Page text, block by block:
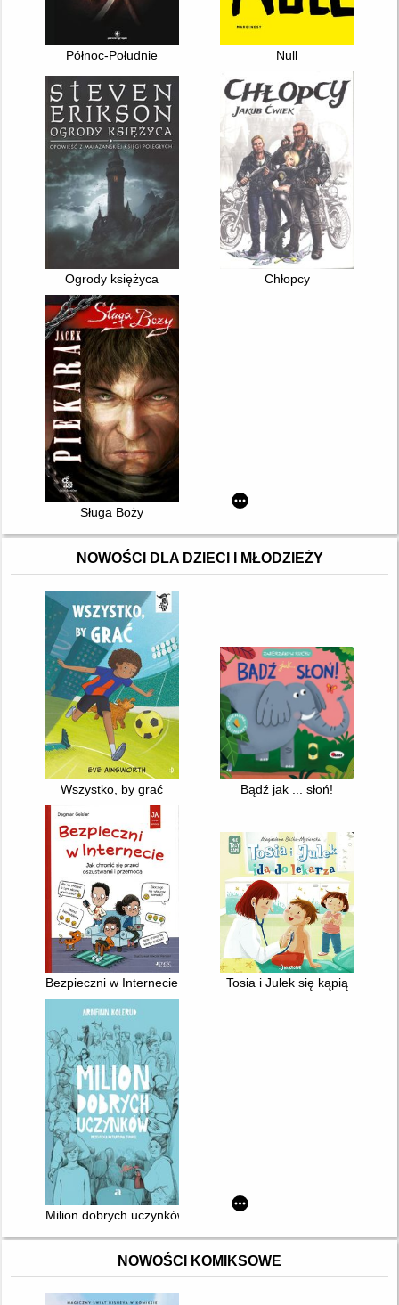
Północ-Południe Null
Ogrody księżyca Chłopcy
Sługa Boży
NOWOŚCI DLA DZIECI I MŁODZIEŻY
Wszystko, by grać Bądź jak ... słoń!
Bezpieczni w Internecie : jak chronić się przed oszustwami i
Tosia i Julek się kąpią
Milion dobrych uczynków
NOWOŚCI KOMIKSOWE